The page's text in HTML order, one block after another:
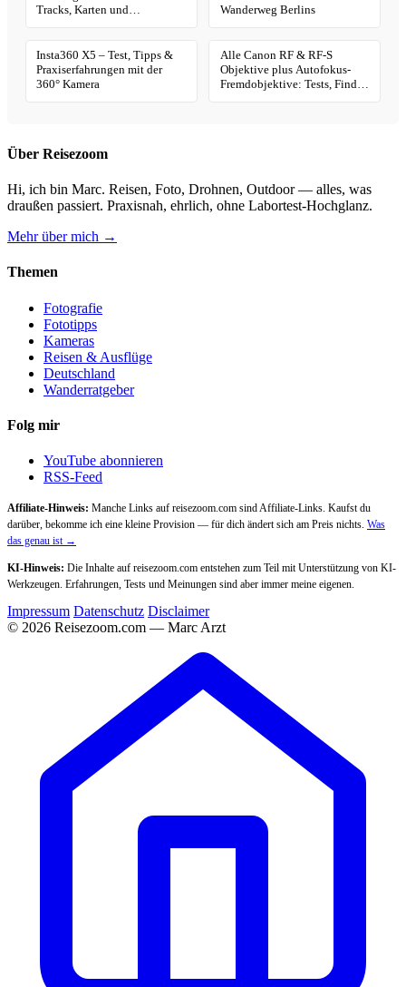
Tracks, Karten und
Wanderweg Berlins
Insta360 X5 – Test, Tipps &
Praxiserfahrungen mit der
360° Kamera
Alle Canon RF & RF-S
Objektive plus Autofokus-
Fremdobjektive: Tests, Finder
Über Reisezoom
Hi, ich bin Marc. Reisen, Foto, Drohnen, Outdoor — alles, was
draußen passiert. Praxisnah, ehrlich, ohne Labortest-Hochglanz.
Mehr über mich →
Themen
Fotografie
Fototipps
Kameras
Reisen & Ausflüge
Deutschland
Wanderratgeber
Folg mir
YouTube abonnieren
RSS-Feed
Affiliate-Hinweis: Manche Links auf reisezoom.com sind Affiliate-Links. Kaufst du
darüber, bekomme ich eine kleine Provision — für dich ändert sich am Preis nichts. Was
das genau ist →
KI-Hinweis: Die Inhalte auf reisezoom.com entstehen zum Teil mit Unterstützung von KI-
Werkzeugen. Erfahrungen, Tests und Meinungen sind aber immer meine eigenen.
Impressum Datenschutz Disclaimer
© 2026 Reisezoom.com — Marc Arzt